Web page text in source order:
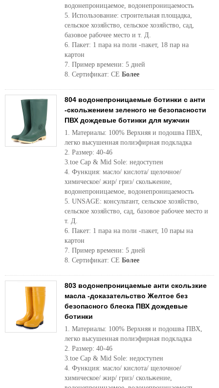
водонепроницаемое, водонепроницаемость
5. Использование: строительная площадка,
сельское хозяйство, сельское хозяйство, сад,
базовое рабочее место и т. Д.
6. Пакет: 1 пара на поли -пакет, 18 пар на
картон
7. Пример времени: 5 дней
8. Сертификат: CE Более
804 водонепроницаемые ботинки с анти
-скольжением зеленого не безопасности
ПВХ дождевые ботинки для мужчин
1. Материалы: 100% Верхняя и подошва ПВХ,
легко высушенная полиэфирная подкладка
2. Размер: 40-46
3.toe Cap & Mid Sole: недоступен
4. Функция: масло/ кислота/ щелочное/
химическое/ жир/ гриз/ скольжение,
водонепроницаемое, водонепроницаемость
5. UNSAGE: консультант, сельское хозяйство,
сельское хозяйство, сад, базовое рабочее место и
т. Д.
6. Пакет: 1 пара на поли -пакет, 10 пары на
картон
7. Пример времени: 5 дней
8. Сертификат: CE Более
803 водонепроницаемые анти скользкие
масла -доказательство Желтое без
безопасного блеска ПВХ дождевые
ботинки
1. Материалы: 100% Верхняя и подошва ПВХ,
легко высушенная полиэфирная подкладка
2. Размер: 40-46
3.toe Cap & Mid Sole: недоступен
4. Функция: масло/ кислота/ щелочное/
химическое/ жир/ гриз/ скольжение,